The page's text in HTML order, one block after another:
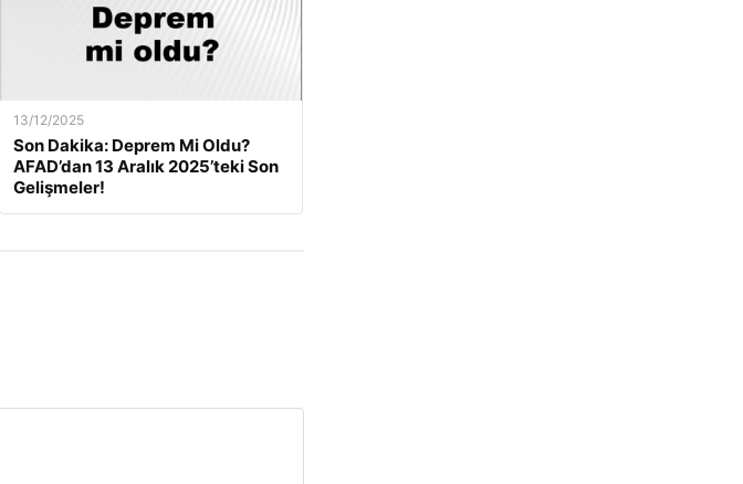
13/12/2025
Son Dakika: Deprem Mi Oldu?
AFAD’dan 13 Aralık 2025’teki Son
Gelişmeler!